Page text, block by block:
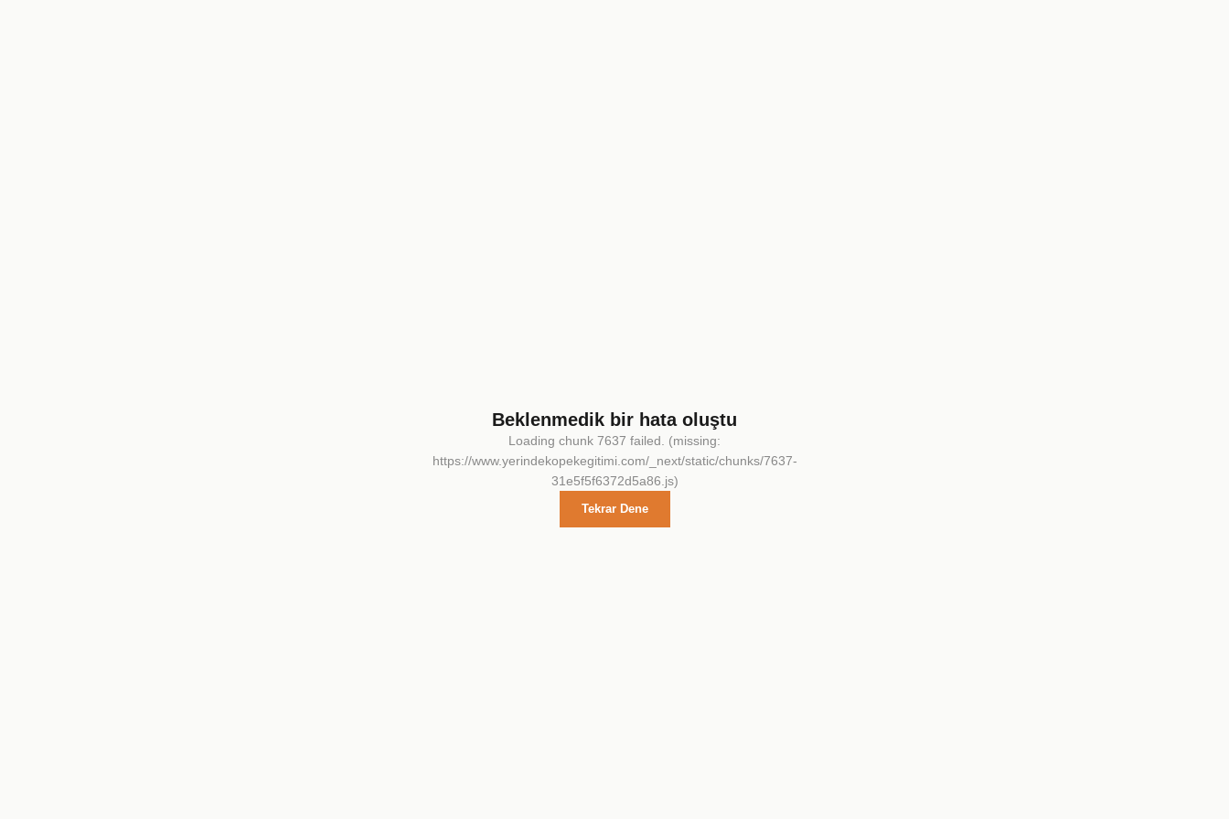
Beklenmedik bir hata oluştu
Loading chunk 7637 failed. (missing:
https://www.yerindekopekegitimi.com/_next/static/chunks/7637-
31e5f5f6372d5a86.js)
Tekrar Dene